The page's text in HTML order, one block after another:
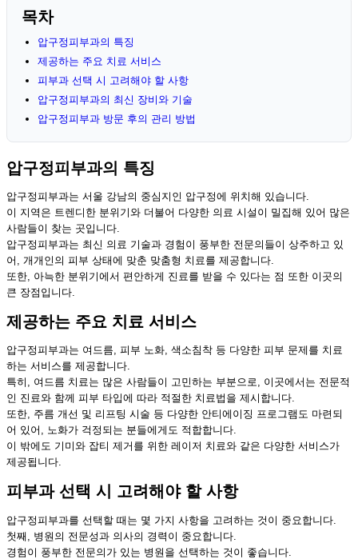
목차
압구정피부과의 특징
제공하는 주요 치료 서비스
피부과 선택 시 고려해야 할 사항
압구정피부과의 최신 장비와 기술
압구정피부과 방문 후의 관리 방법
압구정피부과의 특징
압구정피부과는 서울 강남의 중심지인 압구정에 위치해 있습니다.
이 지역은 트렌디한 분위기와 더불어 다양한 의료 시설이 밀집해 있어 많은
사람들이 찾는 곳입니다.
압구정피부과는 최신 의료 기술과 경험이 풍부한 전문의들이 상주하고 있
어, 개개인의 피부 상태에 맞춘 맞춤형 치료를 제공합니다.
또한, 아늑한 분위기에서 편안하게 진료를 받을 수 있다는 점 또한 이곳의
큰 장점입니다.
제공하는 주요 치료 서비스
압구정피부과는 여드름, 피부 노화, 색소침착 등 다양한 피부 문제를 치료
하는 서비스를 제공합니다.
특히, 여드름 치료는 많은 사람들이 고민하는 부분으로, 이곳에서는 전문적
인 진료와 함께 피부 타입에 따라 적절한 치료법을 제시합니다.
또한, 주름 개선 및 리프팅 시술 등 다양한 안티에이징 프로그램도 마련되
어 있어, 노화가 걱정되는 분들에게도 적합합니다.
이 밖에도 기미와 잡티 제거를 위한 레이저 치료와 같은 다양한 서비스가
제공됩니다.
피부과 선택 시 고려해야 할 사항
압구정피부과를 선택할 때는 몇 가지 사항을 고려하는 것이 중요합니다.
첫째, 병원의 전문성과 의사의 경력이 중요합니다.
경험이 풍부한 전문의가 있는 병원을 선택하는 것이 좋습니다.